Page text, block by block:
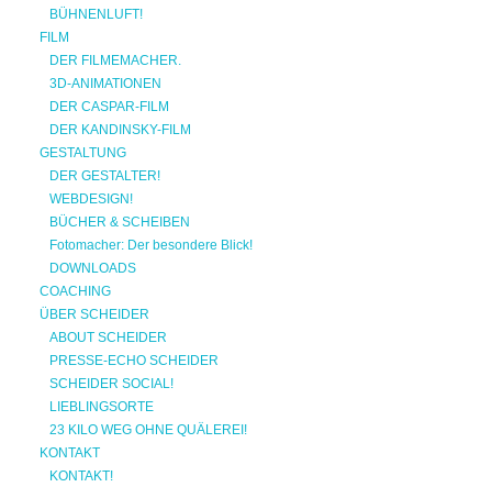
BÜHNENLUFT!
FILM
DER FILMEMACHER.
3D-ANIMATIONEN
DER CASPAR-FILM
DER KANDINSKY-FILM
GESTALTUNG
DER GESTALTER!
WEBDESIGN!
BÜCHER & SCHEIBEN
Fotomacher: Der besondere Blick!
DOWNLOADS
COACHING
ÜBER SCHEIDER
ABOUT SCHEIDER
PRESSE-ECHO SCHEIDER
SCHEIDER SOCIAL!
LIEBLINGSORTE
23 KILO WEG OHNE QUÄLEREI!
KONTAKT
KONTAKT!